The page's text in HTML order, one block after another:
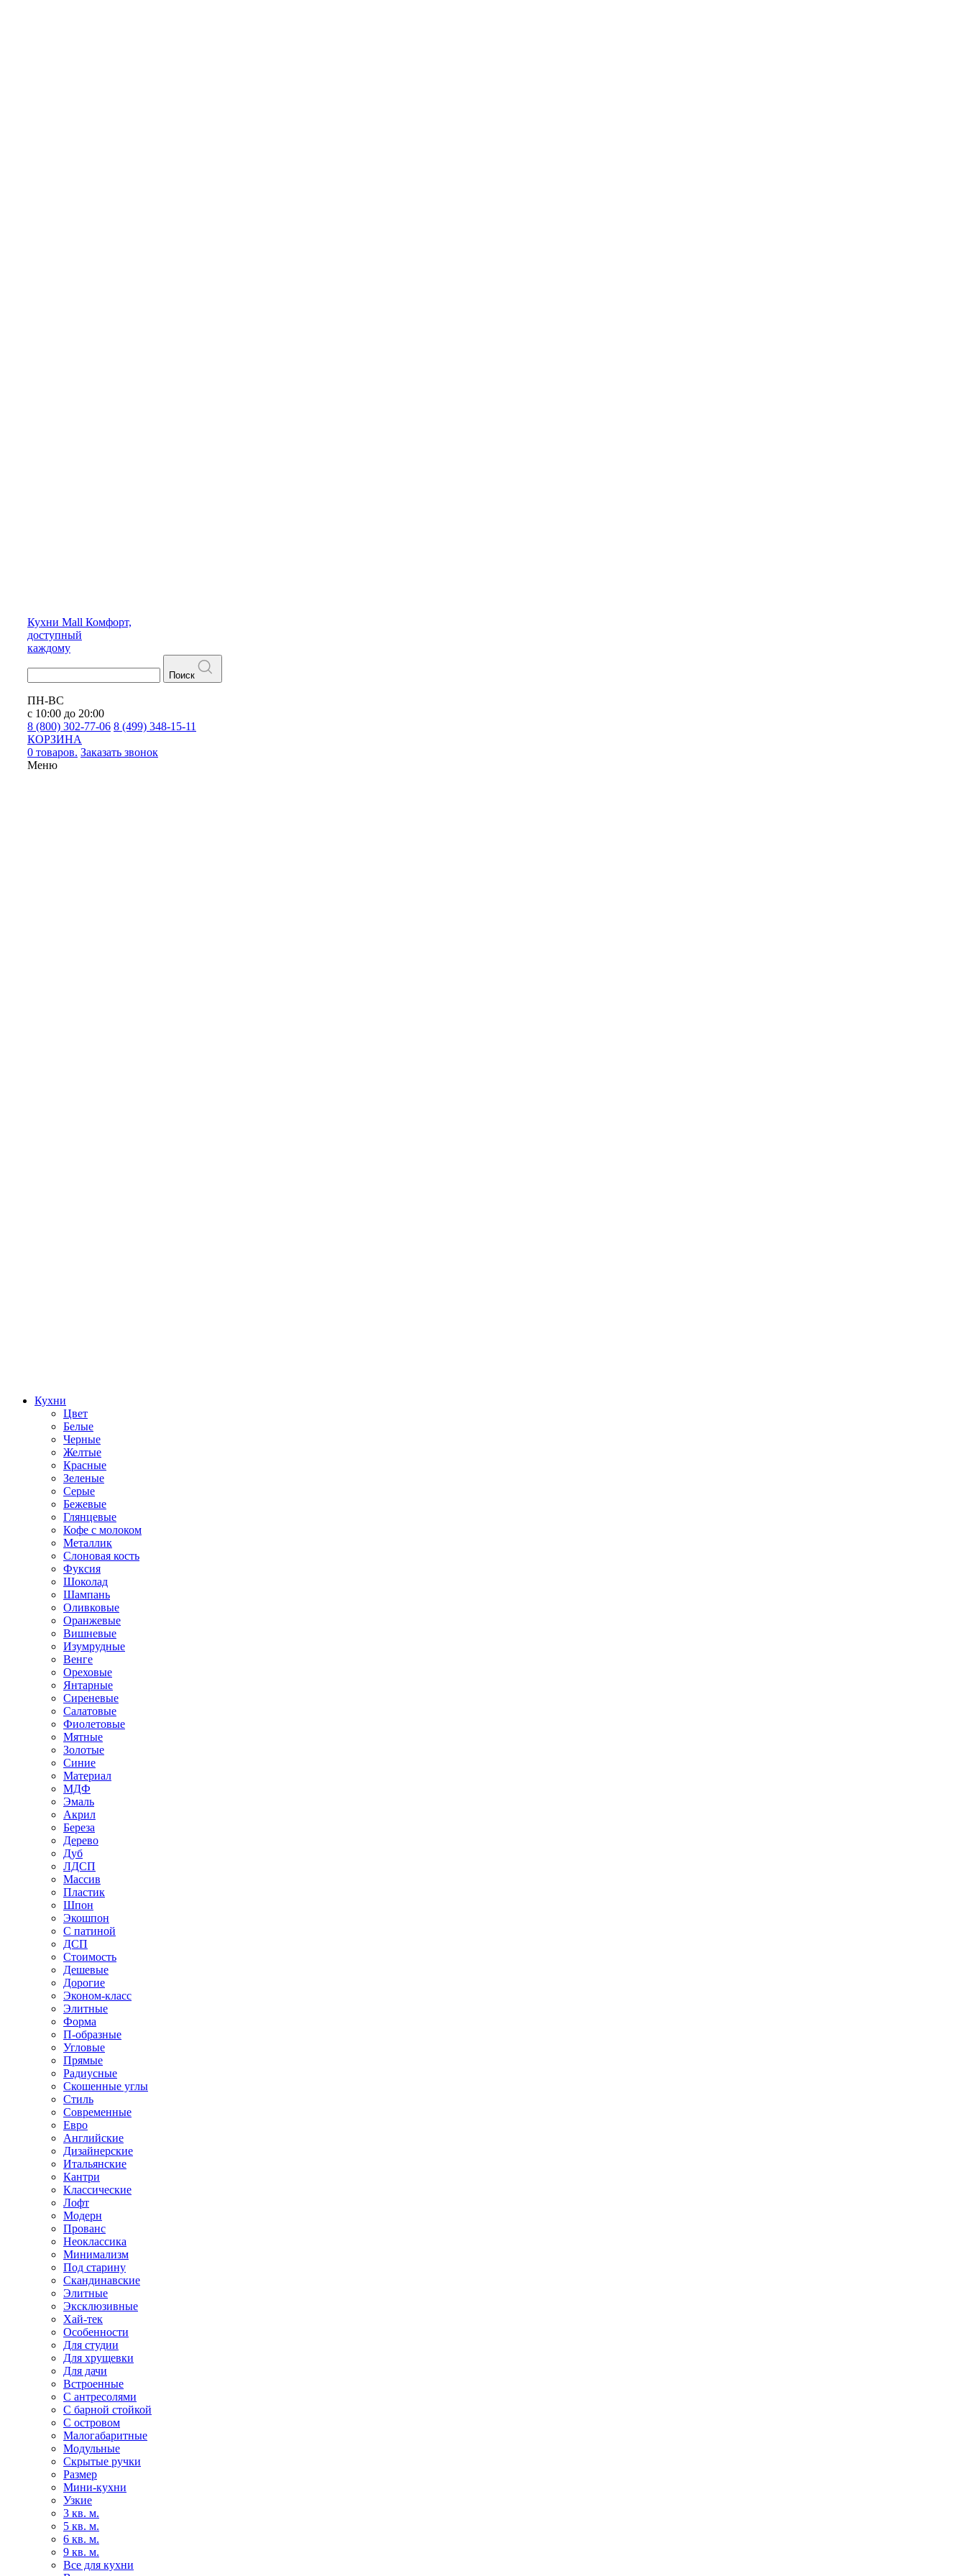
Кухни Mall Комфорт,
доступный
каждому
Поиск
ПН-ВС
с 10:00 до 20:00
8 (800) 302-77-06 8 (499) 348-15-11
КОРЗИНА
0 товаров. Заказать звонок
Меню
Кухни
Цвет
Белые
Черные
Желтые
Красные
Зеленые
Серые
Бежевые
Глянцевые
Кофе с молоком
Металлик
Слоновая кость
Фуксия
Шоколад
Шампань
Оливковые
Оранжевые
Вишневые
Изумрудные
Венге
Ореховые
Янтарные
Сиреневые
Салатовые
Фиолетовые
Мятные
Золотые
Синие
Материал
МДФ
Эмаль
Акрил
Береза
Дерево
Дуб
ЛДСП
Массив
Пластик
Шпон
Экошпон
С патиной
ДСП
Стоимость
Дешевые
Дорогие
Эконом-класс
Элитные
Форма
П-образные
Угловые
Прямые
Радиусные
Скошенные углы
Стиль
Современные
Евро
Английские
Дизайнерские
Итальянские
Кантри
Классические
Лофт
Модерн
Прованс
Неоклассика
Минимализм
Под старину
Скандинавские
Элитные
Эксклюзивные
Хай-тек
Особенности
Для студии
Для хрущевки
Для дачи
Встроенные
С антресолями
С барной стойкой
С островом
Малогабаритные
Модульные
Скрытые ручки
Размер
Мини-кухни
Узкие
3 кв. м.
5 кв. м.
6 кв. м.
9 кв. м.
Все для кухни